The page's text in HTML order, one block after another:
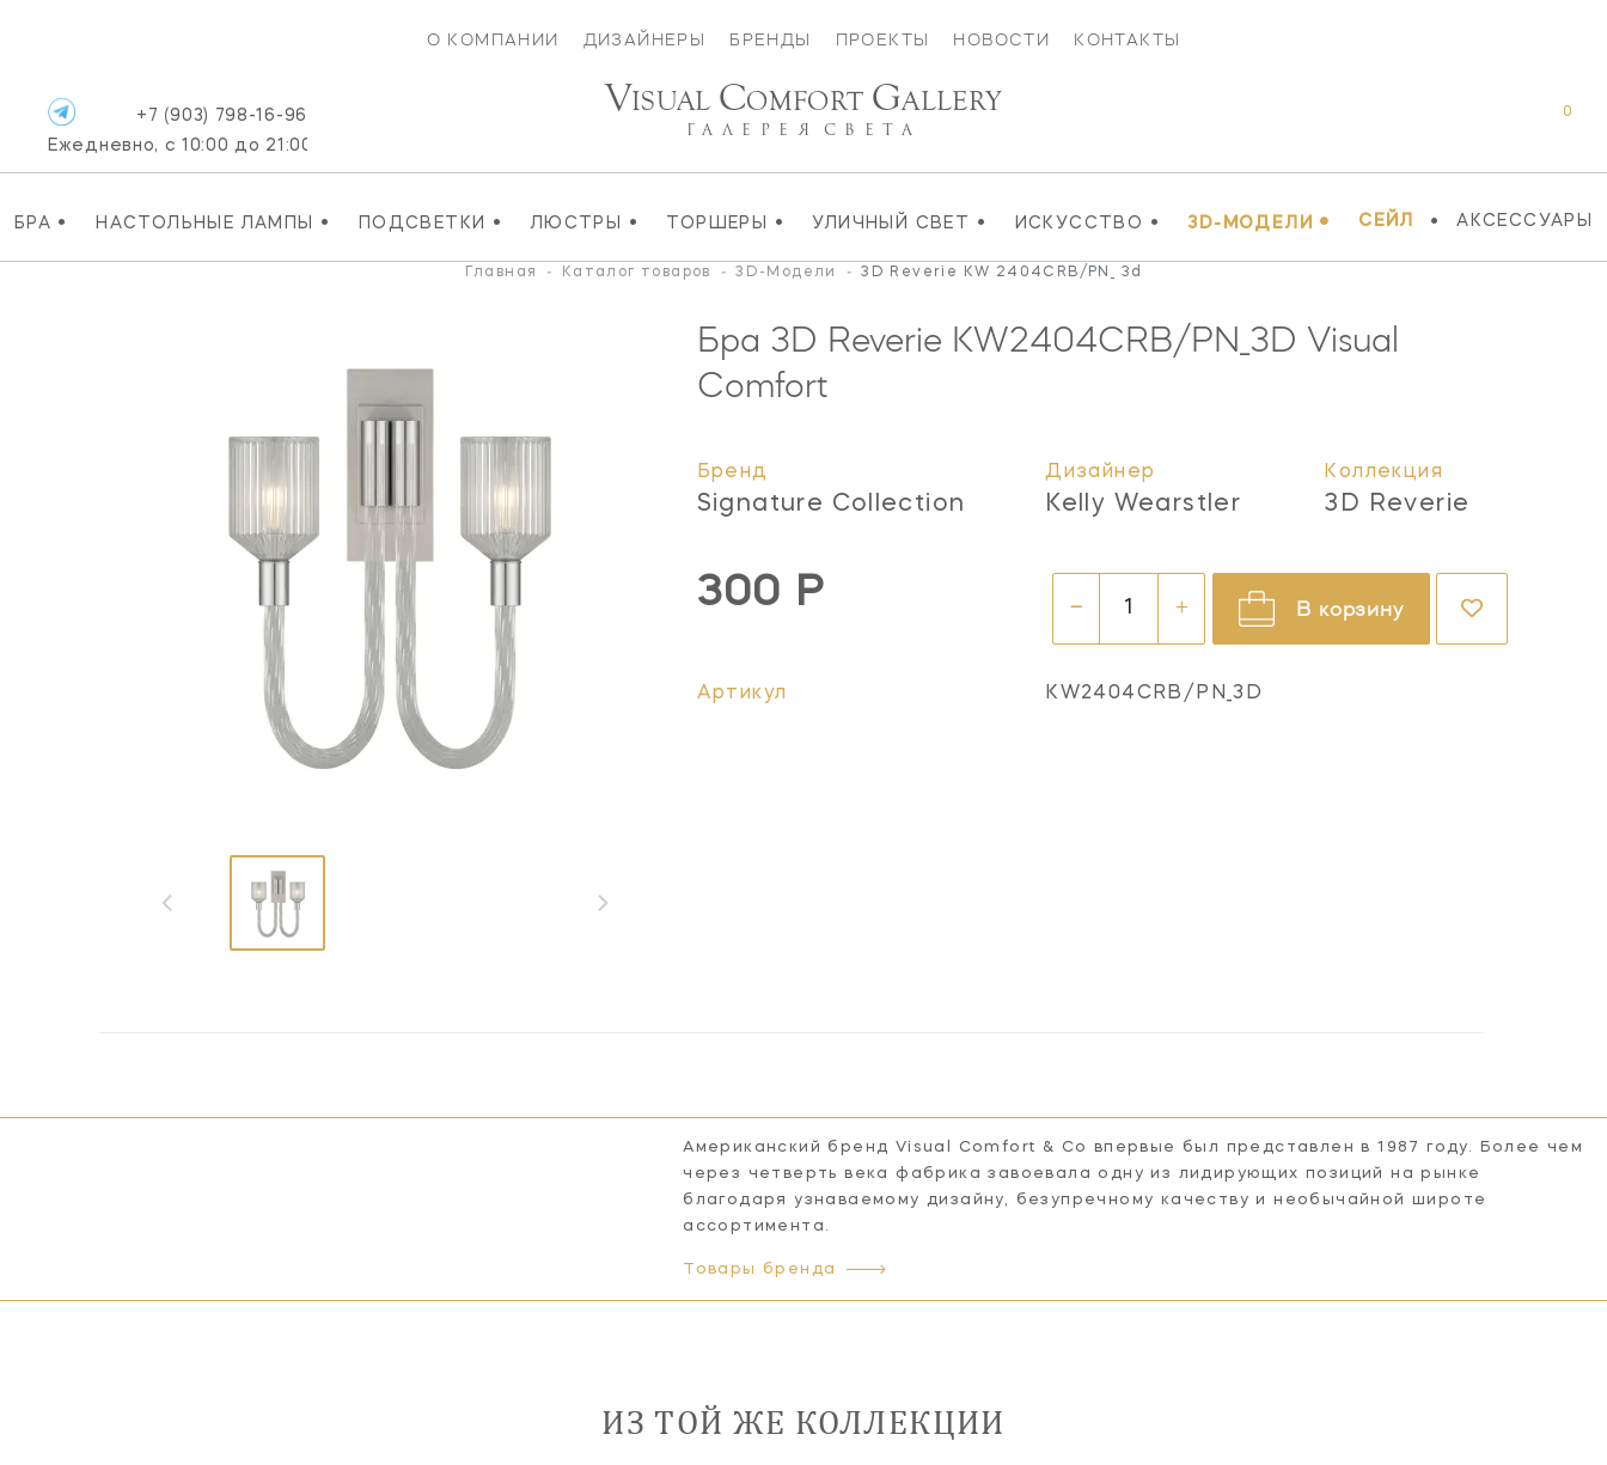
О КОМПАНИИ ДИЗАЙНЕРЫ БРЕНДЫ ПРОЕКТЫ НОВОСТИ КОНТАКТЫ
БРА • НАСТОЛЬНЫЕ ЛАМПЫ • ПОДСВЕТКИ • ЛЮСТРЫ • ТОРШЕРЫ • УЛИЧНЫЙ СВЕТ • ИСКУССТВО • 3D-МОДЕЛИ • СЕЙЛ • АКСЕССУАРЫ
+7 (903) 798-16-96
Ежедневно, с 10:00 до 21:00
0
VISUAL COMFORT GALLERY
ГАЛЕРЕЯ СВЕТА
Главная - Каталог товаров - 3D-Модели - 3D Reverie KW 2404CRB/PN_ 3d
Бра 3D Reverie KW2404CRB/PN_3D Visual
Comfort
Бренд
Signature Collection
Дизайнер
Kelly Wearstler
Коллекция
3D Reverie
300 Р В корзину
Артикул KW2404CRB/PN_3D
Американский бренд Visual Comfort & Co впервые был представлен в 1987 году. Более чем
через четверть века фабрика завоевала одну из лидирующих позиций на рынке
благодаря узнаваемому дизайну, безупречному качеству и необычайной широте
ассортимента.
Товары бренда
ИЗ ТОЙ ЖЕ КОЛЛЕКЦИИ